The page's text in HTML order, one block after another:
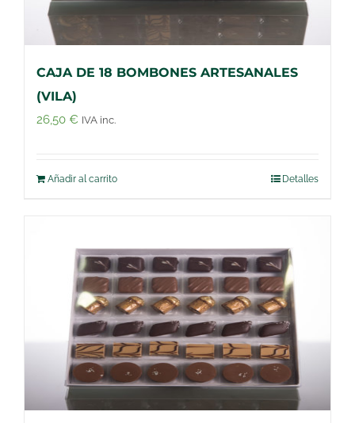
CAJA DE 18 BOMBONES ARTESANALES
(VILA)
26,50 € IVA inc.
Añadir al carrito Detalles